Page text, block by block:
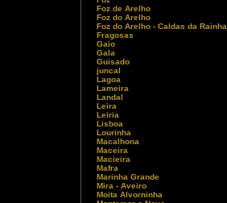
Foz de Arelho
Foz do Arelho
Foz do Arelho - Caldas da Rainha
Fragosas
Gaio
Gala
Guisado
juncal
Lagoa
Lameira
Landal
Leira
Leiria
Lisboa
Lourinha
Macalhona
Maceira
Macieira
Mafra
Marinha Grande
Mira - Aveiro
Moita Alvorninha